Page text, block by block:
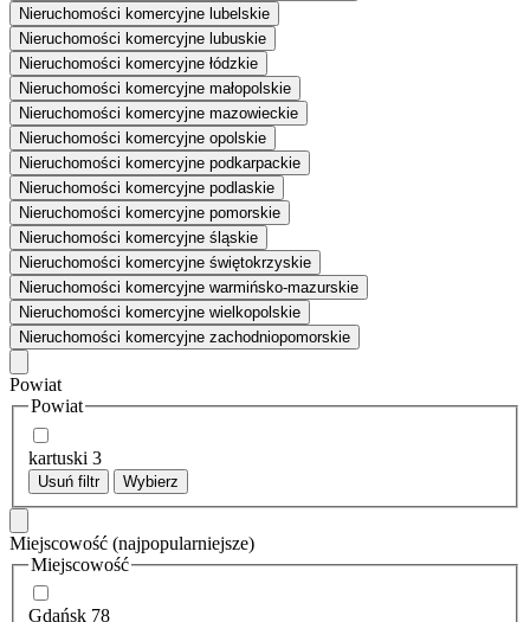
Nieruchomości komercyjne lubelskie
Nieruchomości komercyjne lubuskie
Nieruchomości komercyjne łódzkie
Nieruchomości komercyjne małopolskie
Nieruchomości komercyjne mazowieckie
Nieruchomości komercyjne opolskie
Nieruchomości komercyjne podkarpackie
Nieruchomości komercyjne podlaskie
Nieruchomości komercyjne pomorskie
Nieruchomości komercyjne śląskie
Nieruchomości komercyjne świętokrzyskie
Nieruchomości komercyjne warmińsko-mazurskie
Nieruchomości komercyjne wielkopolskie
Nieruchomości komercyjne zachodniopomorskie
Powiat
Powiat
kartuski 3
Usuń filtr Wybierz
Miejscowość (najpopularniejsze)
Miejscowość
Gdańsk 78